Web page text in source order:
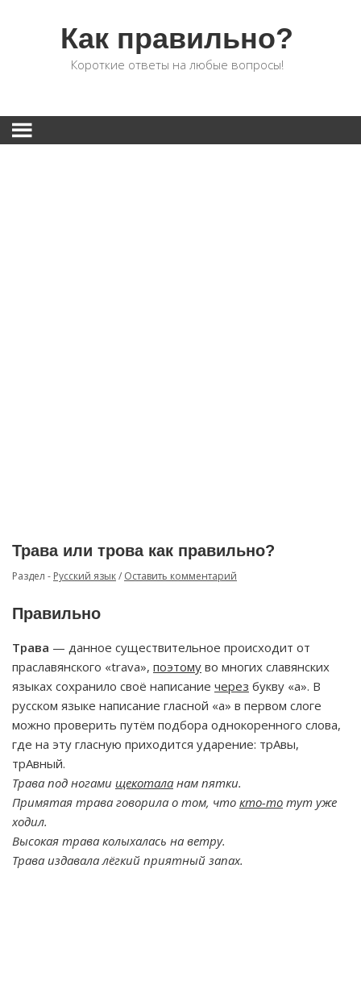
Как правильно?
Короткие ответы на любые вопросы!
Трава или трова как правильно?
Раздел - Русский язык/ Оставить комментарий
Правильно
Трава — данное существительное происходит от
праславянского «trava», поэтому во многих славянских
языках сохранило своё написание через букву «а». В
русском языке написание гласной «а» в первом слоге
можно проверить путём подбора однокоренного слова,
где на эту гласную приходится ударение: трАвы,
трАвный.
Трава под ногами щекотала нам пятки.
Примятая трава говорила о том, что кто-то тут уже
ходил.
Высокая трава колыхалась на ветру.
Трава издавала лёгкий приятный запах.